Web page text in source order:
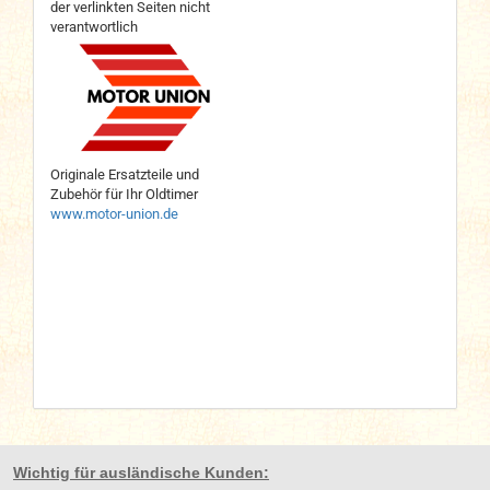
der verlinkten Seiten nicht
verantwortlich
Originale Ersatzteile und
Zubehör für Ihr Oldtimer
www.motor-union.de
Wichtig für ausländische Kunden: